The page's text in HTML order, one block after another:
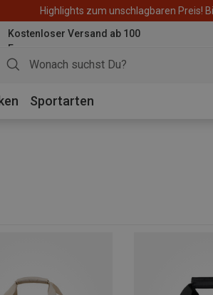
Highlights zum unschlagbaren Preis!
Kostenloser Versand ab 100
Euro
Sportarten